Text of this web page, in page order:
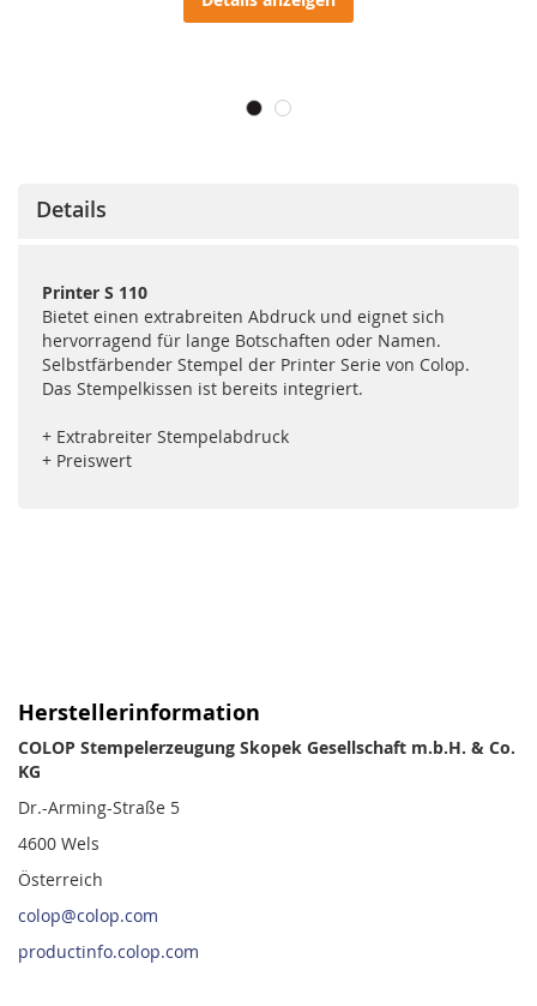
Details
Printer S 110
Bietet einen extrabreiten Abdruck und eignet sich
hervorragend für lange Botschaften oder Namen.
Selbstfärbender Stempel der Printer Serie von Colop.
Das Stempelkissen ist bereits integriert.
+ Extrabreiter Stempelabdruck
+ Preiswert
Herstellerinformation
COLOP Stempelerzeugung Skopek Gesellschaft m.b.H. & Co.
KG
Dr.-Arming-Straße 5
4600 Wels
Österreich
colop@colop.com
productinfo.colop.com